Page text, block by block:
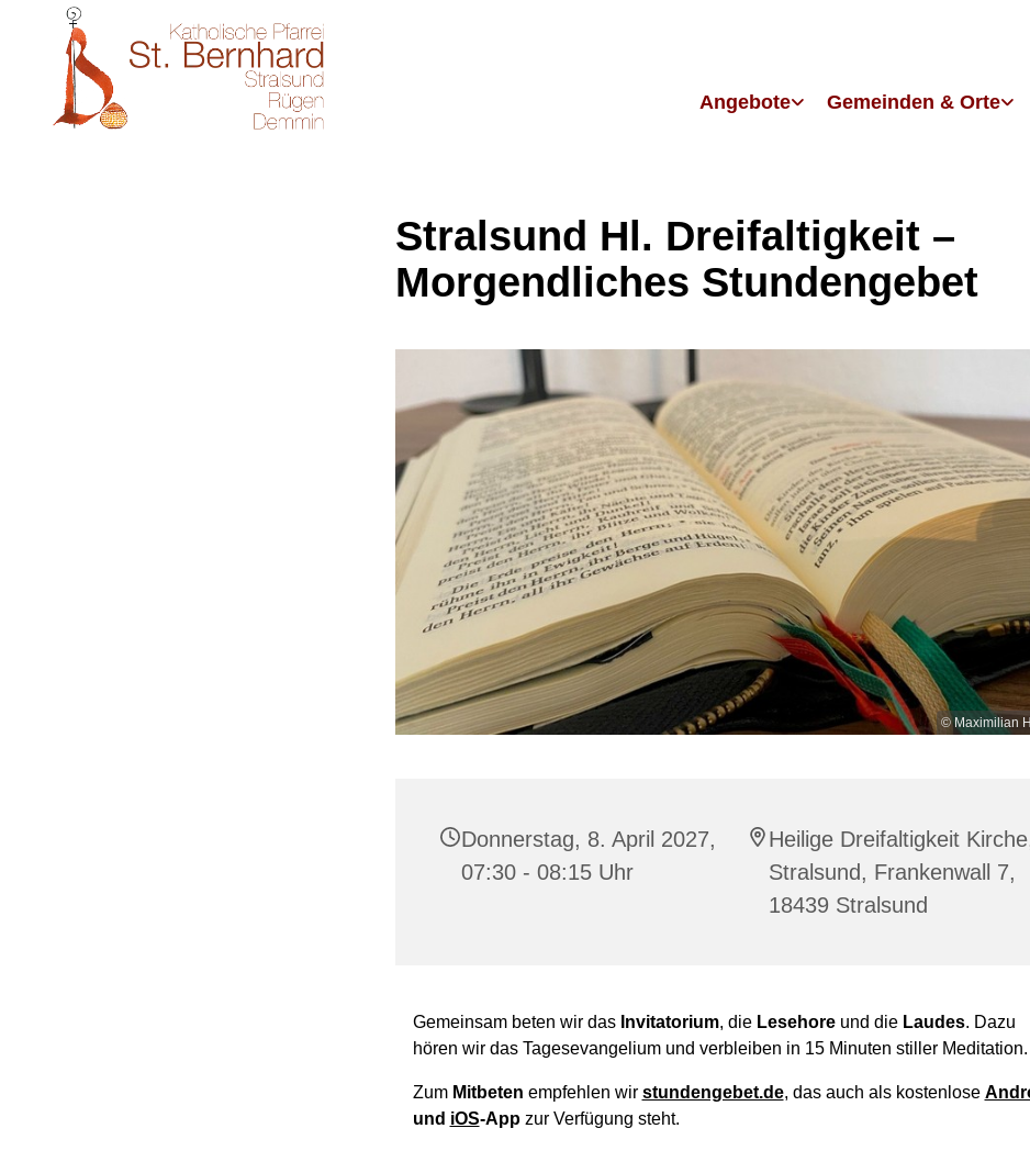
Angebote Gemeinden & Orte
Stralsund Hl. Dreifaltigkeit –
Morgendliches Stundengebet
© Maximilian
Donnerstag, 8. April 2027,
07:30 - 08:15 Uhr
Heilige Dreifaltigkeit
Stralsund, Frankenwall 7,
18439 Stralsund
Gemeinsam beten wir das Invitatorium, die Lesehoreund die Laudes. Dazu
hören wir das Tagesevangelium und verbleiben in 15 Minuten stiller Meditation.
Zum Mitbeten empfehlen wir stundengebet.de, das auch als kostenlose
und iOS-Appzur Verfügung steht.